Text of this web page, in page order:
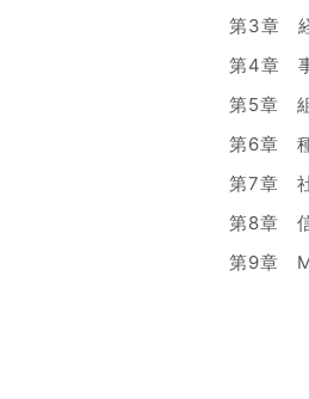
第3章
第4章
第5章
第6章 種
第7章 社
第8章
第9章